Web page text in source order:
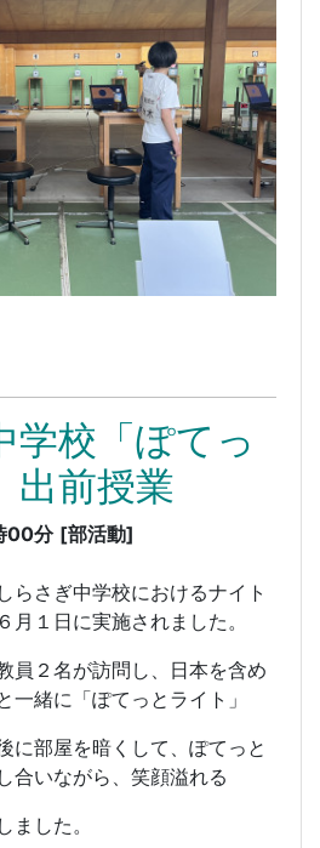
学校「ぽてっ
出前授業
00分 [部活動]
らさぎ中学校におけるナイト
月１日に実施されました。
員２名が訪問し、日本を含め
一緒に「ぽてっとライト」
に部屋を暗くして、ぽてっと
合いながら、笑顔溢れる
ました。